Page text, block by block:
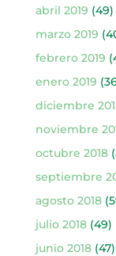
abril 2019 (49)
marzo 2019
febrero 2019
enero 2019
diciembre
noviembre
octubre 2018
septiembre
agosto 2018
julio 2018(49)
junio 2018(47)